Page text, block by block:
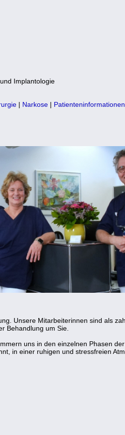
Implantologie
| Narkose | Patienteninformationen
Unsere Mitarbeiterinnen sind als
Behandlung um Sie.
uns in den einzelnen Phasen
in einer ruhigen und stressfreien